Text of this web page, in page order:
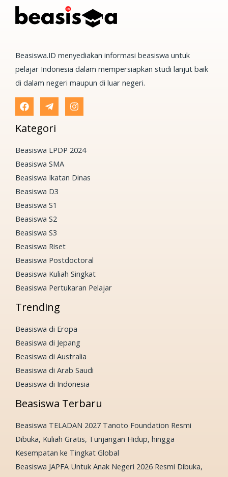
Beasiswa.ID menyediakan informasi beasiswa untuk
pelajar Indonesia dalam mempersiapkan studi lanjut baik
di dalam negeri maupun di luar negeri.
Kategori
Beasiswa LPDP 2024
Beasiswa SMA
Beasiswa Ikatan Dinas
Beasiswa D3
Beasiswa S1
Beasiswa S2
Beasiswa S3
Beasiswa Riset
Beasiswa Postdoctoral
Beasiswa Kuliah Singkat
Beasiswa Pertukaran Pelajar
Trending
Beasiswa di Eropa
Beasiswa di Jepang
Beasiswa di Australia
Beasiswa di Arab Saudi
Beasiswa di Indonesia
Beasiswa Terbaru
Beasiswa TELADAN 2027 Tanoto Foundation Resmi
Dibuka, Kuliah Gratis, Tunjangan Hidup, hingga
Kesempatan ke Tingkat Global
Beasiswa JAPFA Untuk Anak Negeri 2026 Resmi Dibuka,